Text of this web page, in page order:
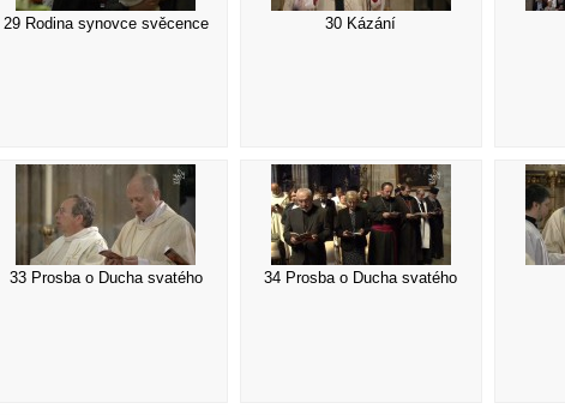
29 Rodina synovce svěcence 30 Kázání
33 Prosba o Ducha svatého 34 Prosba o Ducha svatého